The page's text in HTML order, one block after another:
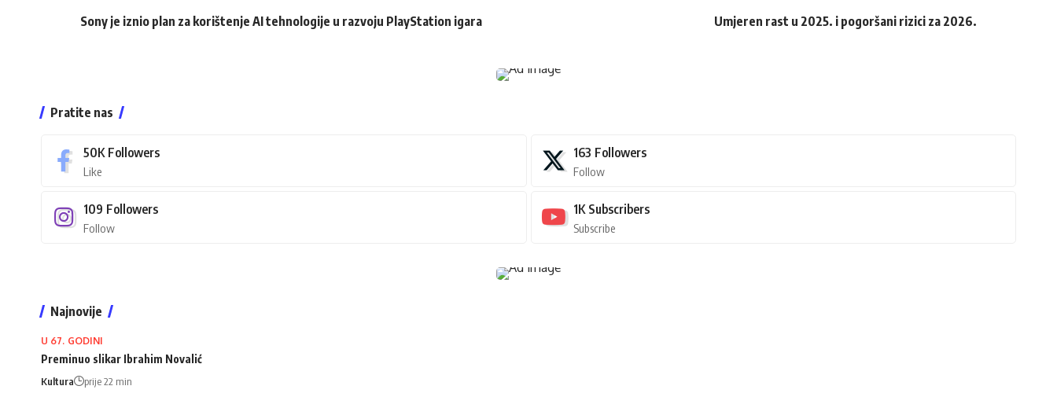
Sony je iznio plan za korištenje AI tehnologije u razvoju PlayStation igara Umjeren rast u 2025. i pogoršani rizici za 2026.
Pratite nas
50K Followers
Like
163 Followers
Follow
109 Followers
Follow
1K Subscribers
Subscribe
Najnovije
U 67. GODINI
Preminuo slikar Ibrahim Novalić
Kultura prije 22 min